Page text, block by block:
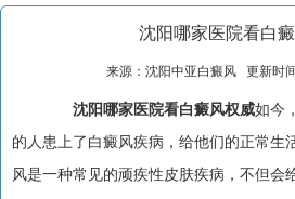
沈阳哪家医院看白
来源：沈阳中亚白癜风 更新时
沈阳哪家医院看白癜风权威如今
的人患上了白癜风疾病，给他们的正常生
风是一种常见的顽疾性皮肤疾病，不但会